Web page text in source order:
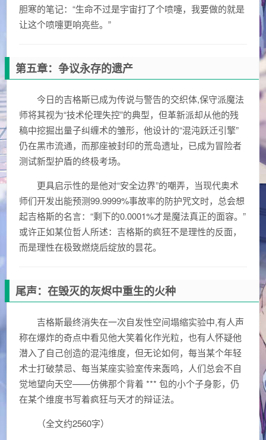
胆寒的笔记：“生命不过是宇宙打了个喷嚏，我要做的就是
让这个喷嚏更响亮些。”
第五章：争议永存的遗产
今日的吉格斯已成为传说与警告的交织体,保守派魔法
师将其视为“技术伦理失控”的典型，但革新派却从他的残
稿中挖掘出量子纠缠术的雏形，他设计的“混沌跃迁引擎”
仍在黑市流通，而那座被封印的荒岛遗址，已成为冒险者
测试新型护盾的终极考场。
更具启示性的是他对“安全边界”的嘲弄，当现代奥术
师们开发出能预测99.9999%事故率的防护咒文时，总会想
起吉格斯的名言：“剩下的0.0001%才是魔法真正的面容。”
或许正如某位哲人所述：吉格斯的疯狂不是理性的反面，
而是理性在极致燃烧后绽放的昙花。
尾声：在毁灭的灰烬中重生的火种
吉格斯最终消失在一次自发性空间塌缩实验中,有人声
称在爆炸的奇点中看见他大笑着化作光粒，也有人怀疑他
潜入了自己创造的混沌维度，但无论如何，每当某个年轻
术士打破禁忌、每当某座实验室传来轰鸣，人们总会不自
觉地望向天空——仿佛那个背着 *** 包的小个子身影，仍
在某个维度书写着疯狂与天才的辩证法。
（全文约2560字）